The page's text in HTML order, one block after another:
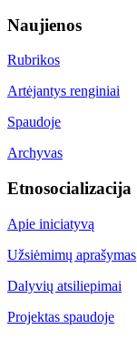
Naujienos
Rubrikos
Artėjantys renginiai
Spaudoje
Archyvas
Etnosocializacija
Apie iniciatyvą
Užsiėmimų aprašymas
Dalyvių atsiliepimai
Projektas spaudoje